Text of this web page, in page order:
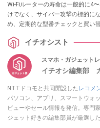
Wi-Fiルーターの寿命は一般的に4
けでなく、サイバー攻撃の標的に
め、定期的な型番チェックと買い
イチオシスト
スマホ・ガジェット
イチオシ編集部
NTTドコモと共同開設した レコメ
パソコン、アプリ、スマートウォ
ビューやセール情報を発信。専門
ジェット好きの編集部員が厳選し